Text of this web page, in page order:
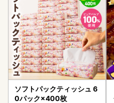
ソフトパックティッシュ 6
0パック×400枚